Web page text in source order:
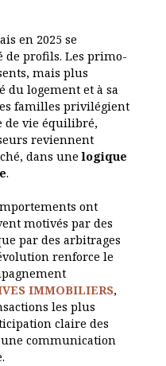
en 2025 se
de profils. Les primo-
mais plus
du logement et à sa
familles privilégient
de vie équilibré,
reviennent
dans une logique
.
ont
motivés par des
par des arbitrages
renforce le
IMMOBILIERS,
les plus
claire des
communication